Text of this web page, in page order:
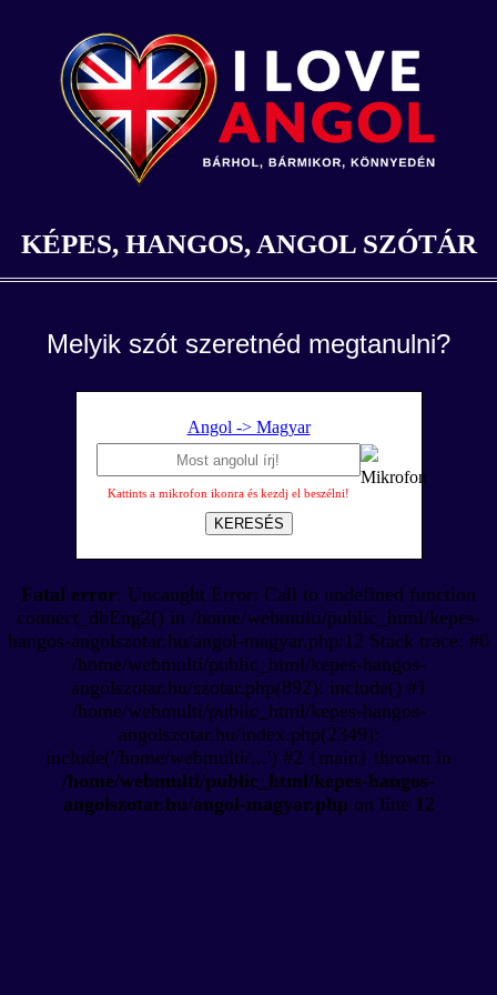
KÉPES, HANGOS, ANGOL SZÓTÁR
Melyik szót szeretnéd megtanulni?
Angol -> Magyar
Kattints a mikrofon ikonra és kezdj el beszélni!
KERESÉS
Fatal error: Uncaught Error: Call to undefined function
connect_dbEng2() in /home/webmulti/public_html/kepes-
hangos-angolszotar.hu/angol-magyar.php:12 Stack trace: #0
/home/webmulti/public_html/kepes-hangos-
angolszotar.hu/szotar.php(892): include() #1
/home/webmulti/public_html/kepes-hangos-
angolszotar.hu/index.php(2349):
include('/home/webmulti/...') #2 {main} thrown in
/home/webmulti/public_html/kepes-hangos-
angolszotar.hu/angol-magyar.php on line 12